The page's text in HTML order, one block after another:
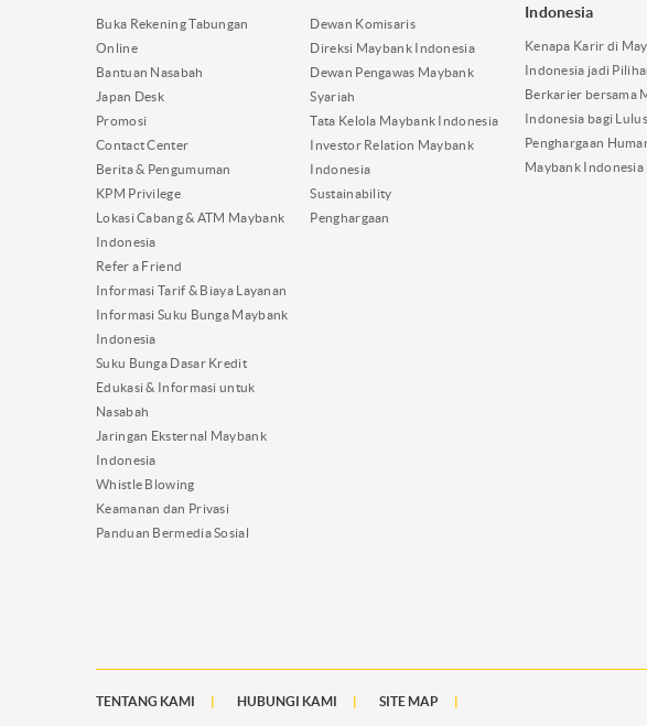
Buka Rekening Tabungan
Online
Bantuan Nasabah
Japan Desk
Promosi
Contact Center
Berita & Pengumuman
KPM Privilege
Lokasi Cabang & ATM Maybank
Indonesia
Refer a Friend
Informasi Tarif & Biaya Layanan
Informasi Suku Bunga Maybank
Indonesia
Suku Bunga Dasar Kredit
Edukasi & Informasi untuk
Nasabah
Jaringan Eksternal Maybank
Indonesia
Whistle Blowing
Keamanan dan Privasi
Panduan Bermedia Sosial
Dewan Komisaris
Direksi Maybank Indonesia
Dewan Pengawas Maybank
Syariah
Tata Kelola Maybank Indonesia
Investor Relation Maybank
Indonesia
Sustainability
Penghargaan
Indonesia
Kenapa Karir di
Indonesia jadi
Berkarier bersama
Indonesia bagi
Penghargaan
Maybank Indonesia
TENTANG KAMI HUBUNGI KAMI SITE MAP